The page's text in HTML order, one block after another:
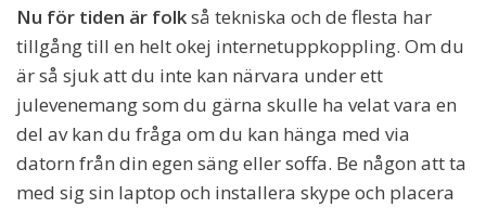
Nu för tiden är folkså tekniska och de flesta har
tillgång till en helt okej internetuppkoppling. Om du
är så sjuk att du inte kan närvara under ett
julevenemang som du gärna skulle ha velat vara en
del av kan du fråga om du kan hänga med via
datorn från din egen säng eller soffa. Be någon att ta
med sig sin laptop och installera skype och placera